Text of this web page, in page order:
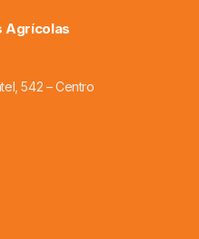
Agrícolas
542 – Centro